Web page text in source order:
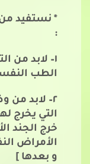
* نستفيد
:
١– لابد من
الطب
٢– لابد
التي يخرج
خرج الجند
الأمراض
و بعدها ]